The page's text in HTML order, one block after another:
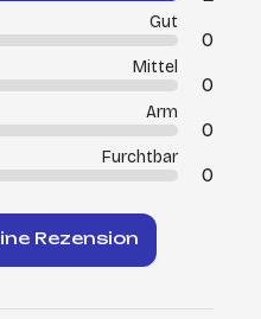
Gut
0
Mittel
0
Arm
0
Furchtbar
0
Rezension